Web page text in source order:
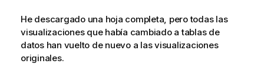
He descargado una hoja completa, pero todas las
visualizaciones que había cambiado a tablas de
datos han vuelto de nuevo a las visualizaciones
originales.